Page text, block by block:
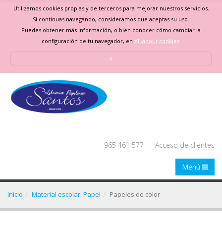
Utilizamos cookies propias y de terceros para mejorar nuestros servicios.
Si continuas navegando, consideramos que aceptas su uso.
Puedes obtener más información, o bien conocer cómo cambiar la
configuración de tu navegador, en All about cookies.
x
965 461 577 Acceso de clientes
Menú
Inicio Material escolar. Papel Papeles de color